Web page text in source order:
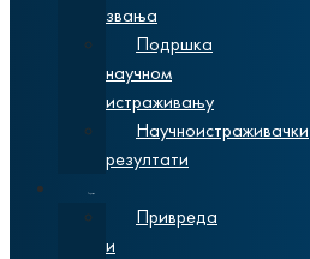
звања
Подршка
научном
истраживању
Научноистраживачки
резултати
Привреда
и